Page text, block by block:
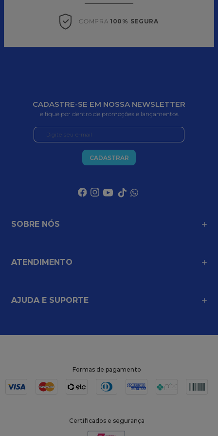
COMPRA 100% SEGURA
CADASTRE-SE EM NOSSA NEWSLETTER
e fique por dentro de promoções e lançamentos
CADASTRAR
SOBRE NÓS
ATENDIMENTO
AJUDA E SUPORTE
Formas de pagamento
Certificados e segurança